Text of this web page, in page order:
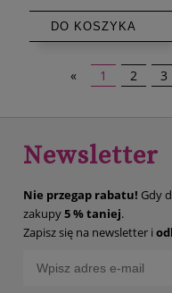
DO KOSZYKA
« 1 2 3
Newsletter
Nie przegap rabatu! Gdy
zakupy5 % taniej.
Zapisz się na newsletter i